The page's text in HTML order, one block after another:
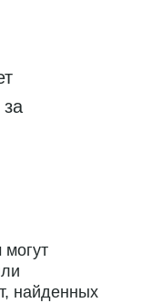
найденных